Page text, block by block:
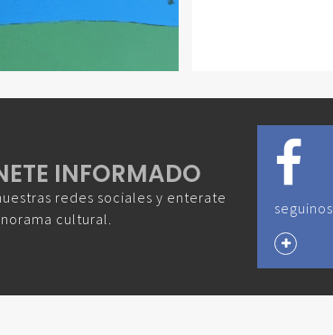
INFORMADO
redes sociales y enterate
cultural.
seguinos